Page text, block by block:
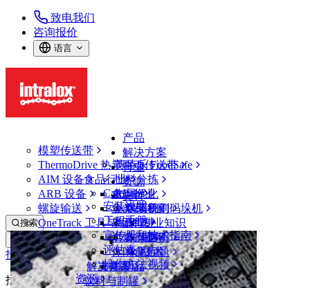
致电我们
咨询报价
语言
产品
模塑传送带
ThermoDrive 热塑驱动传送带
AIM 设备
ARB 设备
螺旋输送
OneTrack 工具与组件
解决方案
英特乐 FoodSafe
批料分拣
布局优化
从包装机到码垛机
专业知识
服务
技术
解决方案
行业
食品行业
禽肉行业
鱼类和海鲜
果蔬行业
烘焙行业
休闲食品
乳制品
饮料与制罐
资源
CalcLab
安装说明
工程手册
宣传册和技术指南
评估表
操作方法视频
资源
支持
联系我们
保证
政策声明
常见问题
支持
搜索
打开菜单
找不到网页
找不到网页